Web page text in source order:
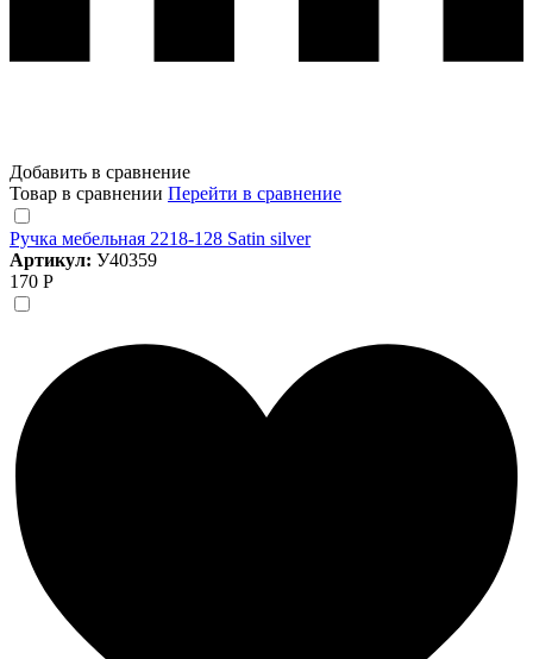
Добавить в сравнение
Товар в сравнении Перейти в сравнение
Ручка мебельная 2218-128 Satin silver
Артикул: У40359
170 Р